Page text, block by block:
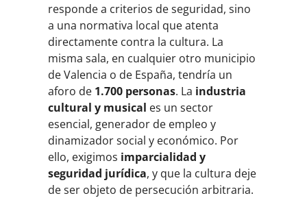
responde a criterios de seguridad, sino
a una normativa local que atenta
directamente contra la cultura. La
misma sala, en cualquier otro municipio
de Valencia o de España, tendría un
aforo de 1.700 personas. La industria
cultural y musical es un sector
esencial, generador de empleo y
dinamizador social y económico. Por
ello, exigimos imparcialidad y
seguridad jurídica, y que la cultura deje
de ser objeto de persecución arbitraria.